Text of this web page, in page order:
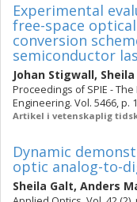
Experimental
free-space
conversion
semiconductor
Johan Stigwall,
Proceedings of SPIE -
Engineering. Vol. 5466, p.
Artikel i vetenskaplig
Dynamic
optic analog-to-
Sheila Galt, Anders